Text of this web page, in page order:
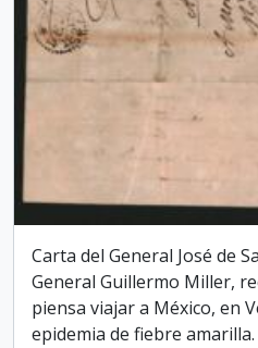
Carta del General José de
General Guillermo Miller,
piensa viajar a México, en
epidemia de fiebre amarilla.